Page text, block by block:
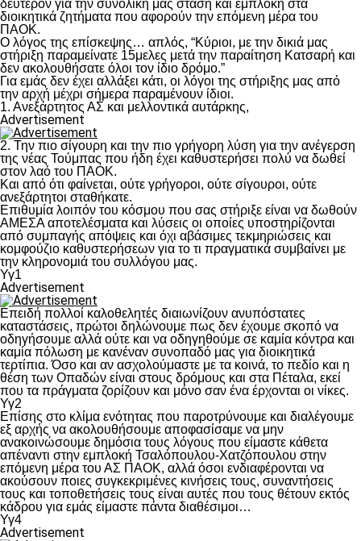
δεύτερον για την συνολική μας στάση και εμπλοκή στα
διοικητικά ζητήματα που αφορούν την επόμενη μέρα του
ΠΑΟΚ.
Ο λόγος της επίσκεψης… απλός, “Κύριοι, με την δικιά μας
στήριξη παραμείνατε 15μελες μετά την παραίτηση Κατσαρή και
δεν ακολουθήσατε όλοι τον ίδιο δρόμο.”
Για εμάς δεν έχει αλλάξει κάτι, οι λόγοι της στήριξης μας από
την αρχή μέχρι σήμερα παραμένουν ίδιοι.
1. Ανεξάρτητος ΑΣ και μελλοντικά αυτάρκης,
Advertisement
2. Την πιο σίγουρη και την πιο γρήγορη λύση για την ανέγερση
της νέας Τούμπας που ήδη έχει καθυστερήσει πολύ να δωθεί
στον λαό του ΠΑΟΚ.
Και από ότι φαίνεται, ούτε γρήγοροι, ούτε σίγουροι, ούτε
ανεξάρτητοι σταθήκατε.
Επιθυμία λοιπόν του κόσμου που σας στήριξε είναι να δωθούν
ΑΜΕΣΑ αποτελέσματα και λύσεις οι οποίες υποστηρίζονται
από συμπαγής απόψεις και όχι αβάσιμες τεκμηριώσεις και
κομφούζιο καθυστερήσεων για το τι πραγματικά συμβαίνει με
την κληρονομιά του συλλόγου μας.
Υγ1
Advertisement
Επειδή πολλοί καλοθελητές διαιωνίζουν ανυπόστατες
καταστάσεις, πρώτοι δηλώνουμε πως δεν έχουμε σκοπό να
οδηγήσουμε αλλά ούτε και να οδηγηθούμε σε καμία κόντρα και
καμία πόλωση με κανέναν συνοπαδό μας για διοικητικά
τερτίπια. Όσο και αν ασχολούμαστε με τα κοινά, το πεδίο και η
θέση των Οπαδών είναι στους δρόμους και στα Πέταλα, εκεί
που τα πράγματα ζορίζουν και μόνο σαν ένα έρχονται οι νίκες.
Υγ2
Επίσης στο κλίμα ενότητας που παροτρύνουμε και διαλέγουμε
εξ αρχής να ακολουθήσουμε αποφασίσαμε να μην
ανακοινώσουμε δημόσια τους λόγους που είμαστε κάθετα
απέναντι στην εμπλοκή Τσαλόπουλου-Χατζόπουλου στην
επόμενη μέρα του ΑΣ ΠΑΟΚ, αλλά όσοι ενδιαφέρονται να
ακούσουν ποιες συγκεκριμένες κινήσεις τους, συναντήσεις
τους και τοποθετήσεις τους είναι αυτές που τους θέτουν εκτός
κάδρου για εμάς είμαστε πάντα διαθέσιμοι…
Υγ4
Advertisement